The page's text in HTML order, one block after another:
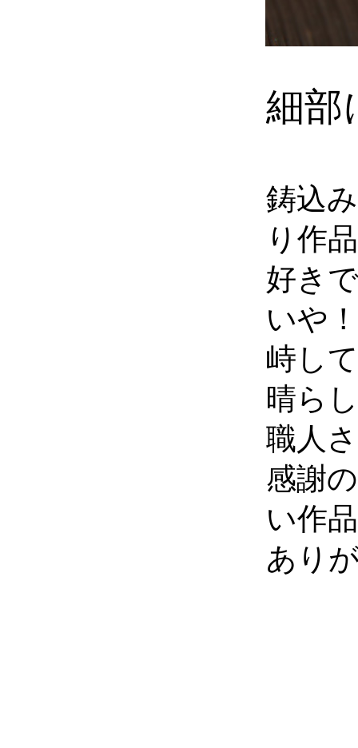
細部
鋳込
り作
好き
いや
峙し
晴ら
職人
感謝
い作
あり